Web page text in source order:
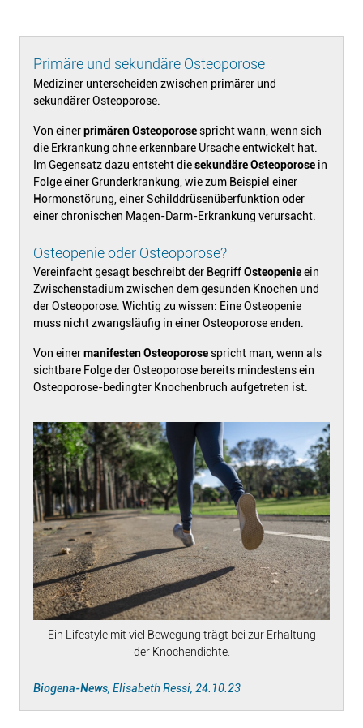
Primäre und sekundäre Osteoporose
Mediziner unterscheiden zwischen primärer und
sekundärer Osteoporose.
Von einerprimären Osteoporosespricht wann, wenn sich
die Erkrankung ohne erkennbare Ursache entwickelt hat.
Im Gegensatz dazu entsteht diesekundäre Osteoporose in
Folge einer Grunderkrankung, wie zum Beispiel einer
Hormonstörung, einer Schilddrüsenüberfunktion oder
einer chronischen Magen-Darm-Erkrankung verursacht.
Osteopenie oder Osteoporose?
Vereinfacht gesagt beschreibt der BegriffOsteopenieein
Zwischenstadium zwischen dem gesunden Knochen und
der Osteoporose. Wichtig zu wissen: Eine Osteopenie
muss nicht zwangsläufig in einer Osteoporose enden.
Von einermanifesten Osteoporosespricht man, wenn als
sichtbare Folge der Osteoporose bereits mindestens ein
Osteoporose-bedingter Knochenbruch aufgetreten ist.
Ein Lifestyle mit viel Bewegung trägt bei zur Erhaltung
der Knochendichte.
Biogena-News, Elisabeth Ressi, 24.10.23